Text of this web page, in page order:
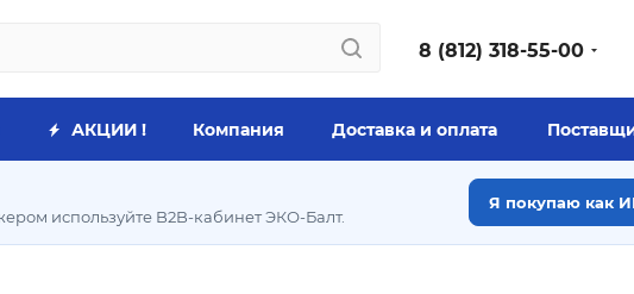
8 (812) 318-55-00
АКЦИИ ! Компания Доставка и оплата
используйте B2B-кабинет ЭКО-Балт.
Я покупаю как